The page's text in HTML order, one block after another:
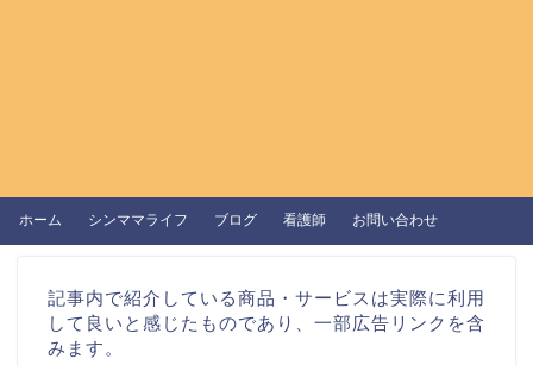
ホーム シンママライフ ブログ 看護師 お問い合わせ
記事内で紹介している商品・サービスは実際に利用
して良いと感じたものであり、一部広告リンクを含
みます。